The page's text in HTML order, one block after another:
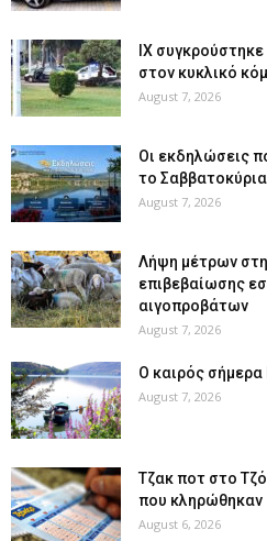
ΙΧ
στον κυκλικό
August 7, 2026
Οι εκδηλώσεις
το
August 7, 2026
Λήψη μέτρων
επιβεβαίωσης
αιγοπροβάτων
August 7, 2026
Ο καιρός
August 7, 2026
Tζακ ποτ στο
που κληρώθηκαν
August 6, 2026